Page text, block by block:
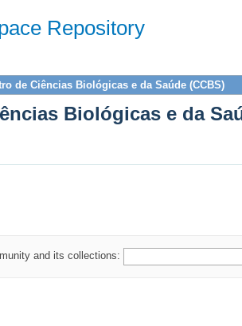
Repository
Biológicas e da
de Ciências Biológicas e da Saúde (CCBS)
Biológicas e da
and its collections: